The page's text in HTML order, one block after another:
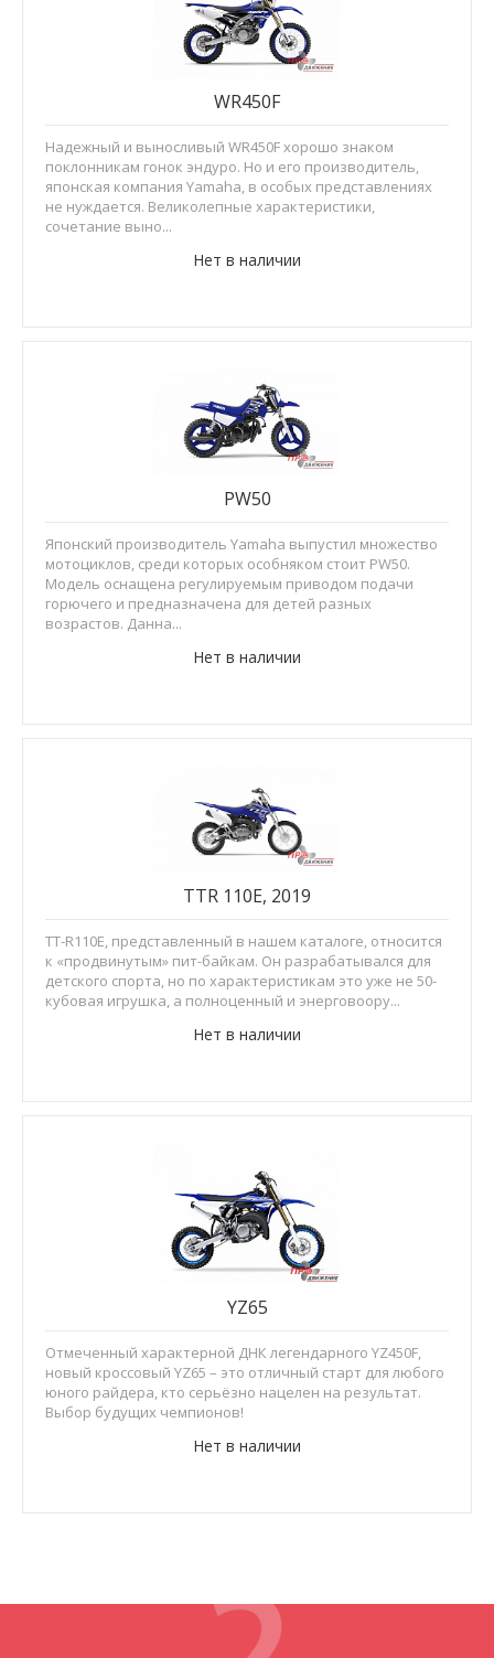
Нет в наличии
WR450F
Надежный и выносливый WR450F хорошо знаком
поклонникам гонок эндуро. Но и его производитель,
японская компания Yamaha, в особых представлениях
не нуждается. Великолепные характеристики,
сочетание выно...
Нет в наличии
PW50
Японский производитель Yamaha выпустил множество
мотоциклов, среди которых особняком стоит PW50.
Модель оснащена регулируемым приводом подачи
горючего и предназначена для детей разных
возрастов. Данна...
Нет в наличии
TTR 110E, 2019
TT-R110E, представленный в нашем каталоге, относится
к «продвинутым» пит-байкам. Он разрабатывался для
детского спорта, но по характеристикам это уже не 50-
кубовая игрушка, а полноценный и энерговоору...
Нет в наличии
YZ65
Отмеченный характерной ДНК легендарного YZ450F,
новый кроссовый YZ65 – это отличный старт для любого
юного райдера, кто серьёзно нацелен на результат.
Выбор будущих чемпионов!